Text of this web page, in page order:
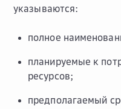
указываются:
полное
планируемые к
ресурсов;
предполагаемый